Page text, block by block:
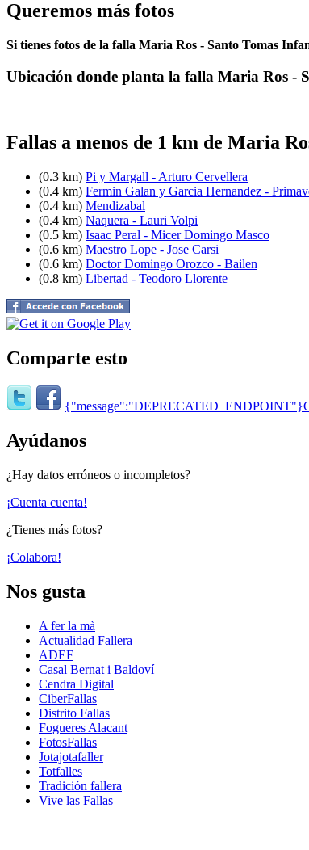
Queremos más fotos
Si tienes fotos de la falla Maria Ros - Santo Tomas
Ubicación donde planta la falla Maria Ros -
Fallas a menos de 1 km de Maria
(0.3 km) Pi y Margall - Arturo Cervellera
(0.4 km) Fermin Galan y Garcia Hernandez -
(0.4 km) Mendizabal
(0.4 km) Naquera - Lauri Volpi
(0.5 km) Isaac Peral - Micer Domingo Masco
(0.6 km) Maestro Lope - Jose Carsi
(0.6 km) Doctor Domingo Orozco - Bailen
(0.8 km) Libertad - Teodoro Llorente
Comparte esto
{"message":"DEPRECATED_ENDPOINT"}
Ayúdanos
¿Hay datos erróneos o incompletos?
¡Cuenta cuenta!
¿Tienes más fotos?
¡Colabora!
Nos gusta
A fer la mà
Actualidad Fallera
ADEF
Casal Bernat i Baldoví
Cendra Digital
CiberFallas
Distrito Fallas
Fogueres Alacant
FotosFallas
Jotajotafaller
Totfalles
Tradición fallera
Vive las Fallas